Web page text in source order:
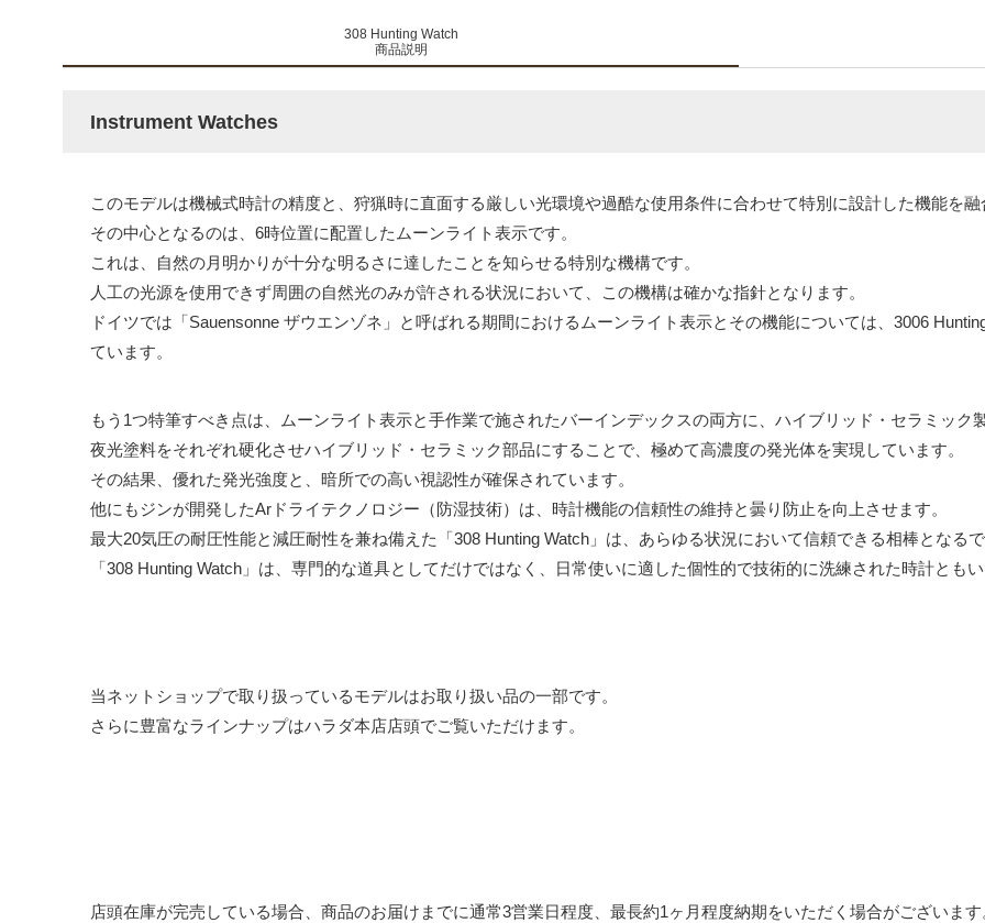
308 Hunting Watch
商品説明
Instrument Watches
このモデルは機械式時計の精度と、狩猟時に直面する厳しい光環境や過酷な使用条件に合わせて特別に設計した機能を融
その中心となるのは、6時位置に配置したムーンライト表示です。
これは、自然の月明かりが十分な明るさに達したことを知らせる特別な機構です。
人工の光源を使用できず周囲の自然光のみが許される状況において、この機構は確かな指針となります。
ドイツでは「Sauensonne ザウエンゾネ」と呼ばれる期間におけるムーンライト表示とその機能については、3006
ています。
もう1つ特筆すべき点は、ムーンライト表示と手作業で施されたバーインデックスの両方に、ハイブリッド・セラミック
夜光塗料をそれぞれ硬化させハイブリッド・セラミック部品にすることで、極めて高濃度の発光体を実現しています。
その結果、優れた発光強度と、暗所での高い視認性が確保されています。
他にもジンが開発したArドライテクノロジー（防湿技術）は、時計機能の信頼性の維持と曇り防止を向上させます。
最大20気圧の耐圧性能と減圧耐性を兼ね備えた「308 Hunting Watch」は、あらゆる状況において信頼できる相棒となるで
「308 Hunting Watch」は、専門的な道具としてだけではなく、日常使いに適した個性的で技術的に洗練された時計ともい
当ネットショップで取り扱っているモデルはお取り扱い品の一部です。
さらに豊富なラインナップはハラダ本店店頭でご覧いただけます。
店頭在庫が完売している場合、商品のお届けまでに通常3営業日程度、最長約1ヶ月程度納期をいただく場合がございます